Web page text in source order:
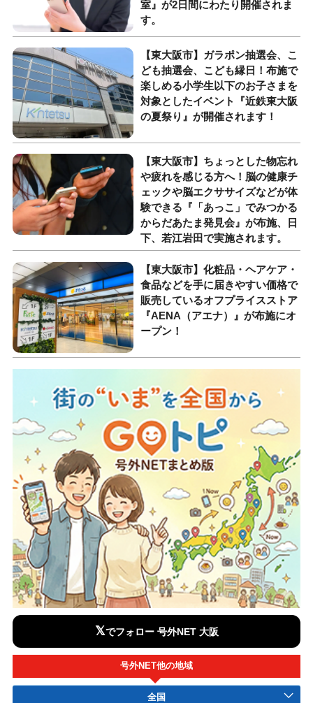
室』が2日間にわたり開催されま
す。
【東大阪市】ガラポン抽選会、こ
ども抽選会、こども縁日！布施で
楽しめる小学生以下のお子さまを
対象としたイベント『近鉄東大阪
の夏祭り』が開催されます！
【東大阪市】ちょっとした物忘れ
や疲れを感じる方へ！脳の健康チ
ェックや脳エクササイズなどが体
験できる『「あっこ」でみつかる
からだあたま発見会』が布施、日
下、若江岩田で実施されます。
【東大阪市】化粧品・ヘアケア・
食品などを手に届きやすい価格で
販売しているオフプライスストア
『AENA（アエナ）』が布施にオ
ープン！
𝕏でフォロー 号外NET 大阪
号外NET他の地域
全国